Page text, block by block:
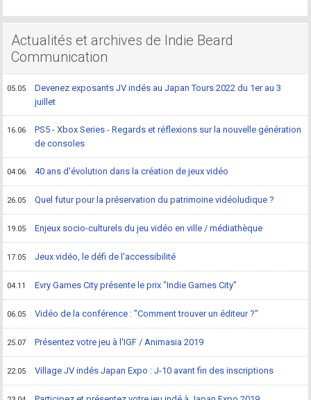
Actualités et archives de Indie Beard
Communication
05.05
Devenez exposants JV indés au Japan Tours 2022 du 1er au 3
juillet
16.06
PS5 - Xbox Series - Regards et réflexions sur la nouvelle génération
de consoles
04.06 40 ans d'évolution dans la création de jeux vidéo
26.05 Quel futur pour la préservation du patrimoine vidéoludique ?
19.05 Enjeux socio-culturels du jeu vidéo en ville / médiathèque
17.05 Jeux vidéo, le défi de l'accessibilité
04.11 Evry Games City présente le prix "Indie Games City"
06.05 Vidéo de la conférence : "Comment trouver un éditeur ?"
25.07 Présentez votre jeu à l'IGF / Animasia 2019
22.05 Village JV indés Japan Expo : J-10 avant fin des inscriptions